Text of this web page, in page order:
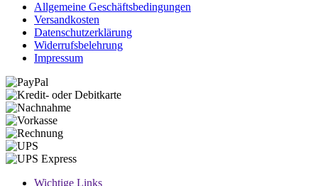
Allgemeine Geschäftsbedingungen
Versandkosten
Datenschutzerklärung
Widerrufsbelehrung
Impressum
Wichtige Links